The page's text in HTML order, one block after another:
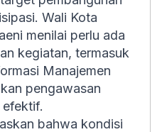
Wali Kota
menilai perlu ada
kegiatan, termasuk
Manajemen
pengawasan
efektif.
bahwa kondisi